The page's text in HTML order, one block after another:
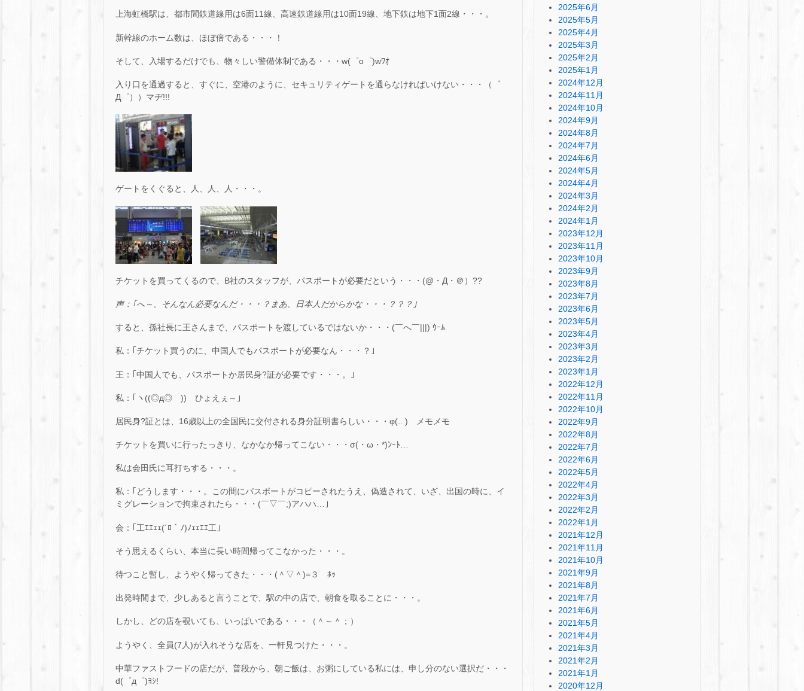
上海虹橋駅は、都市間鉄道線用は6面11線、高速鉄道線用は10面19線、地下鉄は地下1面2線・・・。
新幹線のホーム数は、ほぼ倍である・・・！
そして、入場するだけでも、物々しい警備体制である・・・w(゜o゜)wﾜｵ
入り口を通過すると、すぐに、空港のように、セキュリティゲートを通らなければいけない・・・（゜
Д゜））マヂ!!!
ゲートをくぐると、人、人、人・・・。
チケットを買ってくるので、B社のスタッフが、パスポートが必要だという・・・(@・Д・＠）??
声：｢へ～、そんなん必要なんだ・・・？まあ、日本人だからかな・・・？？？｣
すると、孫社長に王さんまで、パスポートを渡しているではないか・・・(￣へ￣|||) ｳｰﾑ
私：｢チケット買うのに、中国人でもパスポートが必要なん・・・？｣
王：｢中国人でも、パスポートか居民身?証が必要です・・・。｣
私：｢ヽ((◎д◎ ))ゝひょえぇ～｣
居民身?証とは、16歳以上の全国民に交付される身分証明書らしい・・・φ(.. ) メモメモ
チケットを買いに行ったっきり、なかなか帰ってこない・・・σ(・ω・*)ﾝｰﾄ…
私は会田氏に耳打ちする・・・。
私：｢どうします・・・。この間にパスポートがコピーされたうえ、偽造されて、いざ、出国の時に、イ
ミグレーションで拘束されたら・・・(￣▽￣;)アハハ…｣
会：｢工ｴｴｪｪ(´ﾛ｀ﾉ)ﾉｪｪｴｴ工｣
そう思えるくらい、本当に長い時間帰ってこなかった・・・。
待つこと暫し、ようやく帰ってきた・・・(＾▽＾)=３ ﾎｯ
出発時間まで、少しあると言うことで、駅の中の店で、朝食を取ることに・・・。
しかし、どの店を覗いても、いっぱいである・・・（＾～＾；）
ようやく、全員(7人)が入れそうな店を、一軒見つけた・・・。
中華ファストフードの店だが、普段から、朝ご飯は、お粥にしている私には、申し分のない選択だ・・・
d(゜д゜)ﾖｼ!
2025年6月
2025年5月
2025年4月
2025年3月
2025年2月
2025年1月
2024年12月
2024年11月
2024年10月
2024年9月
2024年8月
2024年7月
2024年6月
2024年5月
2024年4月
2024年3月
2024年2月
2024年1月
2023年12月
2023年11月
2023年10月
2023年9月
2023年8月
2023年7月
2023年6月
2023年5月
2023年4月
2023年3月
2023年2月
2023年1月
2022年12月
2022年11月
2022年10月
2022年9月
2022年8月
2022年7月
2022年6月
2022年5月
2022年4月
2022年3月
2022年2月
2022年1月
2021年12月
2021年11月
2021年10月
2021年9月
2021年8月
2021年7月
2021年6月
2021年5月
2021年4月
2021年3月
2021年2月
2021年1月
2020年12月